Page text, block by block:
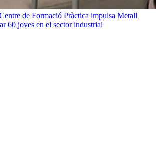
de Formació Pràctica impulsa Metall
60 joves en el sector industrial